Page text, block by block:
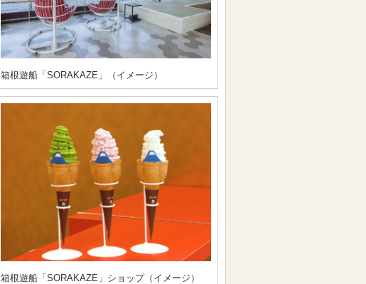
箱根遊船「SORAKAZE」（イメージ）
箱根遊船「SORAKAZE」ショップ（イメージ）